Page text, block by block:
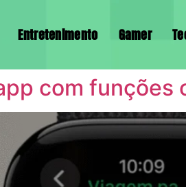
Entretenimento Gamer
com funções